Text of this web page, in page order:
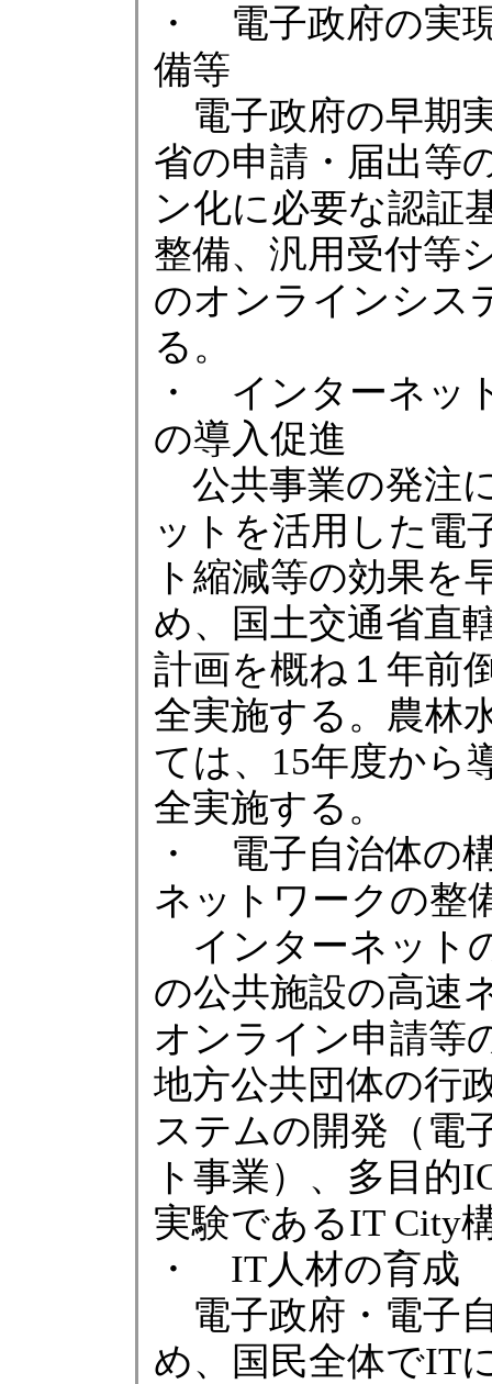
・ 電子政府の実
備等
電子政府の早期
省の申請・届出等
ン化に必要な認証
整備、汎用受付等
のオンラインシス
る。
・ インターネッ
の導入促進
公共事業の発注
ットを活用した電
ト縮減等の効果を
め、国土交通省直
計画を概ね１年前
全実施する。農林
ては、15年度から
全実施する。
・ 電子自治体の
ネットワークの整
インターネット
の公共施設の高速
オンライン申請等
地方公共団体の行
ステムの開発（電
ト事業）、多目的
実験であるIT City
・ IT人材の育成
電子政府・電子
め、国民全体でIT